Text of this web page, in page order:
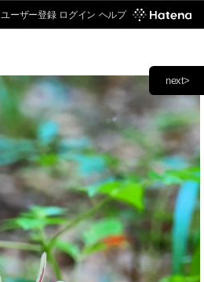
ユーザー登録 ログイン ヘルプ
next>